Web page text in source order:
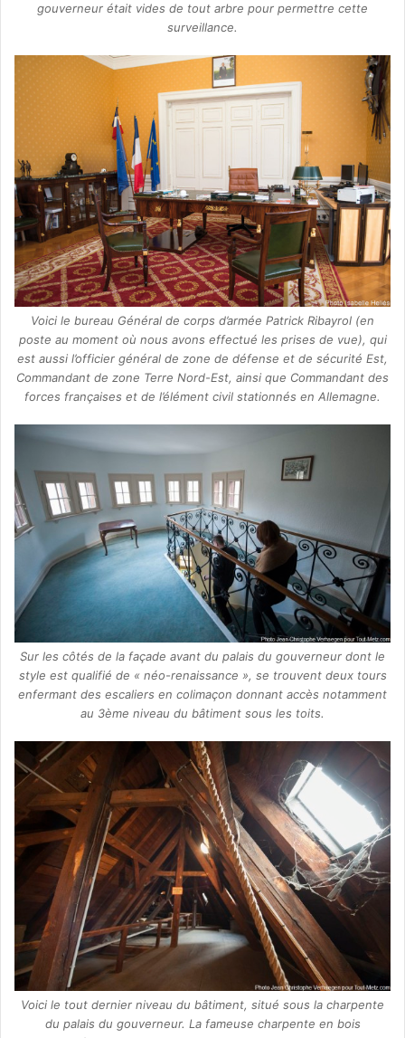
gouverneur était vides de tout arbre pour permettre cette
surveillance.
Voici le bureau Général de corps d’armée Patrick Ribayrol (en
poste au moment où nous avons effectué les prises de vue), qui
est aussi l’officier général de zone de défense et de sécurité Est,
Commandant de zone Terre Nord-Est, ainsi que Commandant des
forces françaises et de l’élément civil stationnés en Allemagne.
Sur les côtés de la façade avant du palais du gouverneur dont le
style est qualifié de « néo-renaissance », se trouvent deux tours
enfermant des escaliers en colimaçon donnant accès notamment
au 3ème niveau du bâtiment sous les toits.
Voici le tout dernier niveau du bâtiment, situé sous la charpente
du palais du gouverneur. La fameuse charpente en bois